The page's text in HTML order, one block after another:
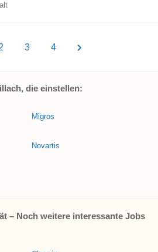
3 4
die einstellen:
Migros
Novartis
– Noch weitere interessante Jobs